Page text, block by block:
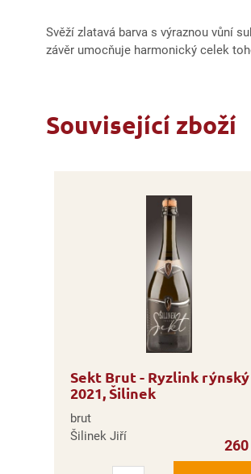
Svěží zlatavá barva s výraznou vůní
závěr umocňuje harmonický celek
Související zboží
Sekt Brut - Ryzlink rýnský
2021, Šilinek
brut
Šilinek Jiří
260
Počet